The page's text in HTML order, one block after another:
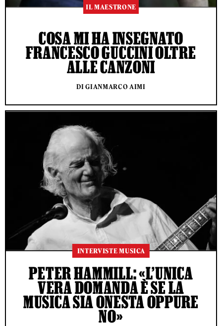
IL MAESTRONE
COSA MI HA INSEGNATO
FRANCESCO GUCCINI OLTRE
ALLE CANZONI
DI GIANMARCO AIMI
INTERVISTE MUSICA
PETER HAMMILL: «L’UNICA
VERA DOMANDA È SE LA
MUSICA SIA ONESTA OPPURE
NO»